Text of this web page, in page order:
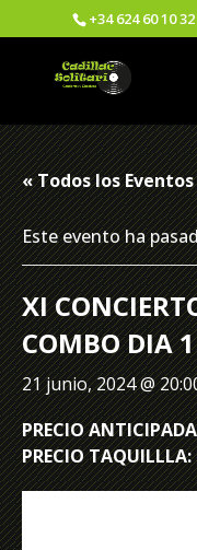
+34 624 60 10 32
« Todos los Eventos
Este evento ha
XI
COMBO DIA 1
21 junio, 2024 @
PRECIO
PRECIO TAQUILLLA: